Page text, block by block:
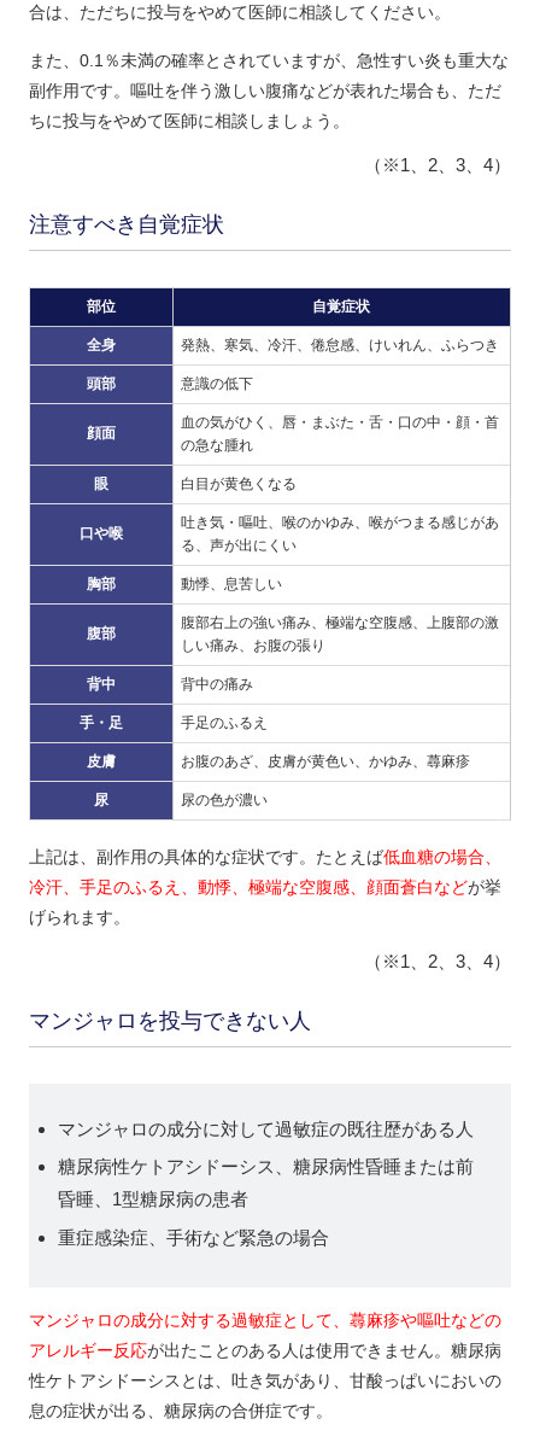
合は、ただちに投与をやめて医師に相談してください。
また、0.1％未満の確率とされていますが、急性すい炎も重大な
副作用です。嘔吐を伴う激しい腹痛などが表れた場合も、ただ
ちに投与をやめて医師に相談しましょう。
（※1、2、3、4）
注意すべき自覚症状
部位 自覚症状
全身 発熱、寒気、冷汗、倦怠感、けいれん、ふらつき
頭部 意識の低下
顔面
血の気がひく、唇・まぶた・舌・口の中・顔・首
の急な腫れ
眼 白目が黄色くなる
口や喉
吐き気・嘔吐、喉のかゆみ、喉がつまる感じがあ
る、声が出にくい
胸部 動悸、息苦しい
腹部
腹部右上の強い痛み、極端な空腹感、上腹部の激
しい痛み、お腹の張り
背中 背中の痛み
手・足 手足のふるえ
皮膚 お腹のあざ、皮膚が黄色い、かゆみ、蕁麻疹
尿 尿の色が濃い
上記は、副作用の具体的な症状です。たとえば低血糖の場合、
冷汗、手足のふるえ、動悸、極端な空腹感、顔面蒼白などが挙
げられます。
（※1、2、3、4）
マンジャロを投与できない人
マンジャロの成分に対して過敏症の既往歴がある人
糖尿病性ケトアシドーシス、糖尿病性昏睡または前
昏睡、1型糖尿病の患者
重症感染症、手術など緊急の場合
マンジャロの成分に対する過敏症として、蕁麻疹や嘔吐などの
アレルギー反応が出たことのある人は使用できません。糖尿病
性ケトアシドーシスとは、吐き気があり、甘酸っぱいにおいの
息の症状が出る、糖尿病の合併症です。